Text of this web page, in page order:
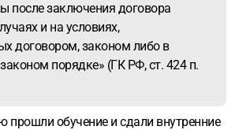
после заключения договора
и на условиях,
договором, законом либо в
порядке» (ГК РФ, ст. 424 п.
прошли обучение и сдали внутренние